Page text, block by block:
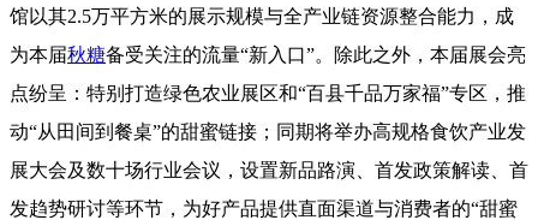
馆以其2.5万平方米的展示规模与全产业链资源整合能力，成
为本届秋糖备受关注的流量“新入口”。除此之外，本届展会亮
点纷呈：特别打造绿色农业展区和“百县千品万家福”专区，推
动“从田间到餐桌”的甜蜜链接；同期将举办高规格食饮产业发
展大会及数十场行业会议，设置新品路演、首发政策解读、首
发趋势研讨等环节，为好产品提供直面渠道与消费者的“甜蜜